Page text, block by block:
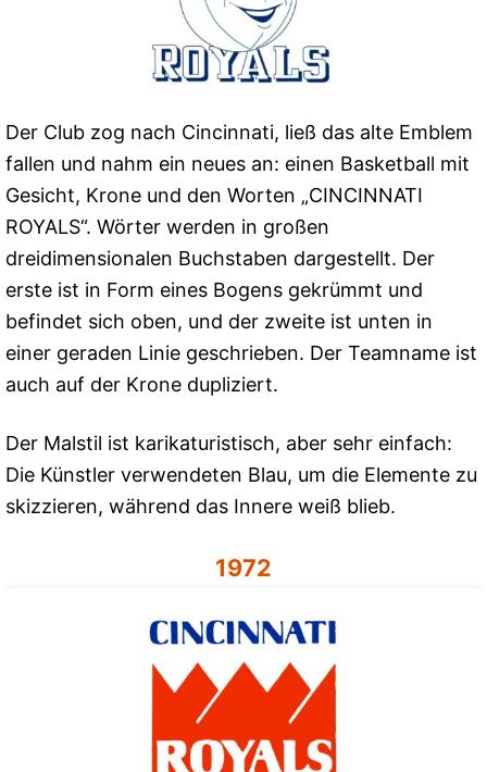
Der Club zog nach Cincinnati, ließ das alte Emblem
fallen und nahm ein neues an: einen Basketball mit
Gesicht, Krone und den Worten „CINCINNATI
ROYALS“. Wörter werden in großen
dreidimensionalen Buchstaben dargestellt. Der
erste ist in Form eines Bogens gekrümmt und
befindet sich oben, und der zweite ist unten in
einer geraden Linie geschrieben. Der Teamname ist
auch auf der Krone dupliziert.
Der Malstil ist karikaturistisch, aber sehr einfach:
Die Künstler verwendeten Blau, um die Elemente zu
skizzieren, während das Innere weiß blieb.
1972